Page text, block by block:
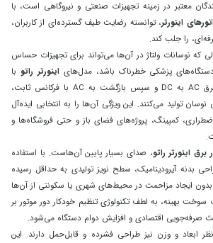
معتبر در زمینه تجهیزات صنعتی و نیروگاهی است، با
اینورتر، توانسته رضایت طیف گسترده‌ای از کاربران،
را جلب کند.
که نوسانات ولتاژ در آن‌ها می‌تواند برای تجهیزات حساس
دستگاه‌های پزشکی خطرناک باشد، مدل‌های اینورتر راتو با
استفاده از سیستم تبدیل برق AC به DC و سپس بازگشت به AC با فرکانس ثابت،
تولید می‌کنند. این ویژگی آن‌ها را به انتخابی ایده‌آل
کمپینگ، پروژه‌های فضای باز و حتی فروشگاه‌ها و
برق اینورتر راتو، صدای بسیار پایین آن‌هاست. با استفاده
بدنه آیرودینامیک، سطح نویز تولیدی به حداقل رسیده
ایجاد مزاحمت در محیط‌های شهری یا سکونتی از آن‌ها
بهینه، به لطف تکنولوژی تنظیم خودکار دور موتور بر
صرفه‌جویی اقتصادی و افزایش دوام دستگاه می‌شود.
ابعاد و وزن نیز طراحی فشرده و قابل‌حمل دارند. این